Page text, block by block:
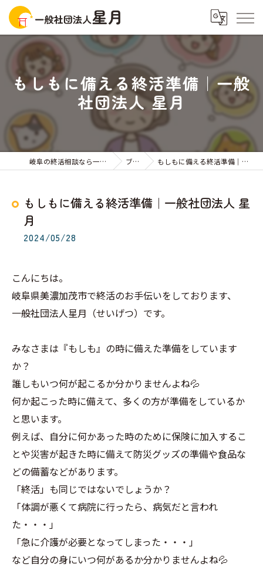
もしもに備える終活準備｜一般
社団法人 星月
岐阜の終活相談なら一般社団法人星月 ブログ もしもに備える終活準備｜一般社団法人 星月
もしもに備える終活準備｜一般社団法人 星
月
2024/05/28
こんにちは。
岐阜県美濃加茂市で終活のお手伝いをしております、
一般社団法人星月（せいげつ）です。
みなさまは『もしも』の時に備えた準備をしています
か？
誰しもいつ何が起こるか分かりませんよね💦
何か起こった時に備えて、多くの方が準備をしているか
と思います。
例えば、自分に何かあった時のために保険に加入するこ
とや災害が起きた時に備えて防災グッズの準備や食品な
どの備蓄などがあります。
「終活」も同じではないでしょうか？
「体調が悪くて病院に行ったら、病気だと言われ
た・・・」
「急に介護が必要となってしまった・・・」
など自分の身にいつ何があるか分かりませんよね💦